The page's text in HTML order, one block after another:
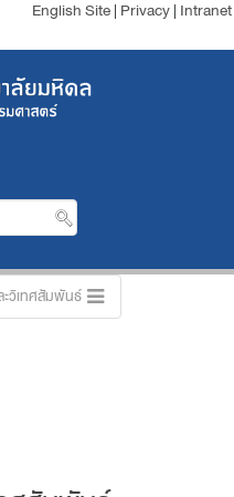
English Site| Privacy| Intranet
ะวิเทศสัมพันธ์